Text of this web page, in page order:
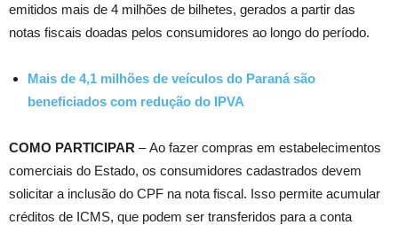
emitidos mais de 4 milhões de bilhetes, gerados a partir das
notas fiscais doadas pelos consumidores ao longo do período.
Mais de 4,1 milhões de veículos do Paraná são
beneficiados com redução do IPVA
COMO PARTICIPAR – Ao fazer compras em estabelecimentos
comerciais do Estado, os consumidores cadastrados devem
solicitar a inclusão do CPF na nota fiscal. Isso permite acumular
créditos de ICMS, que podem ser transferidos para a conta